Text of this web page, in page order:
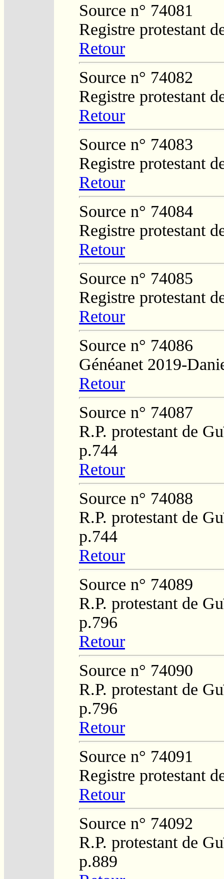
Source n° 74081
Registre protestant
Retour
Source n° 74082
Registre protestant
Retour
Source n° 74083
Registre protestant
Retour
Source n° 74084
Registre protestant
Retour
Source n° 74085
Registre protestant
Retour
Source n° 74086
Généanet 2019-
Retour
Source n° 74087
R.P. protestant de
p.744
Retour
Source n° 74088
R.P. protestant de
p.744
Retour
Source n° 74089
R.P. protestant de
p.796
Retour
Source n° 74090
R.P. protestant de
p.796
Retour
Source n° 74091
Registre protestant
Retour
Source n° 74092
R.P. protestant de
p.889